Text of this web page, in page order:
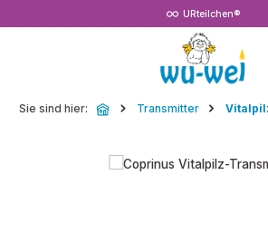
URteilchen®
Sie sind hier: Transmitter
Bildergalerie überspringen